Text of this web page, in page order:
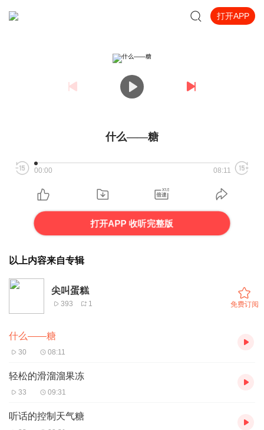
打开APP
什么——糖
00:00 08:11
打开APP 收听完整版
以上内容来自专辑
尖叫蛋糕
393 1 免费订阅
什么——糖
30 08:11
轻松的滑溜溜果冻
33 09:31
听话的控制天气糖